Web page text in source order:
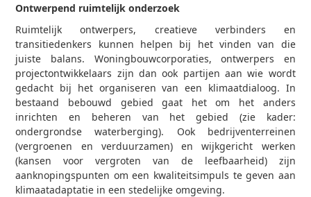
Ontwerpend ruimtelijk onderzoek
Ruimtelijk ontwerpers, creatieve verbinders en
transitiedenkers kunnen helpen bij het vinden van die
juiste balans. Woningbouwcorporaties, ontwerpers en
projectontwikkelaars zijn dan ook partijen aan wie wordt
gedacht bij het organiseren van een klimaatdialoog. In
bestaand bebouwd gebied gaat het om het anders
inrichten en beheren van het gebied (zie kader:
ondergrondse waterberging). Ook bedrijventerreinen
(vergroenen en verduurzamen) en wijkgericht werken
(kansen voor vergroten van de leefbaarheid) zijn
aanknopingspunten om een kwaliteitsimpuls te geven aan
klimaatadaptatie in een stedelijke omgeving.